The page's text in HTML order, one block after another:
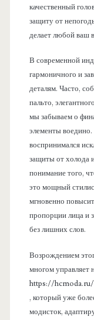
качественный
защиту от
делает любой ваш
В современной
гармоничного и
деталям. Часто,
пальто,
мы забываем о
элементы
воспринимался
защиты от холода
понимание того,
это мощный
мгновенно
пропорции лица и
без лишних слов.
Возрождением
многом управляет
https://
, который уже
модисток,